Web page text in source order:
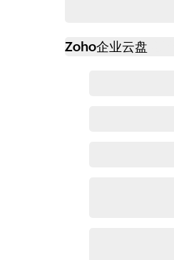
Zoho企业云盘